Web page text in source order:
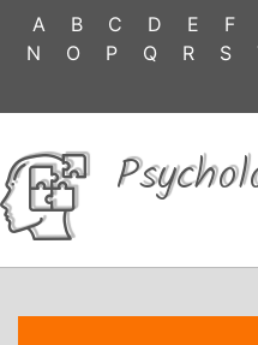
A B C D E F
N
O P Q R S